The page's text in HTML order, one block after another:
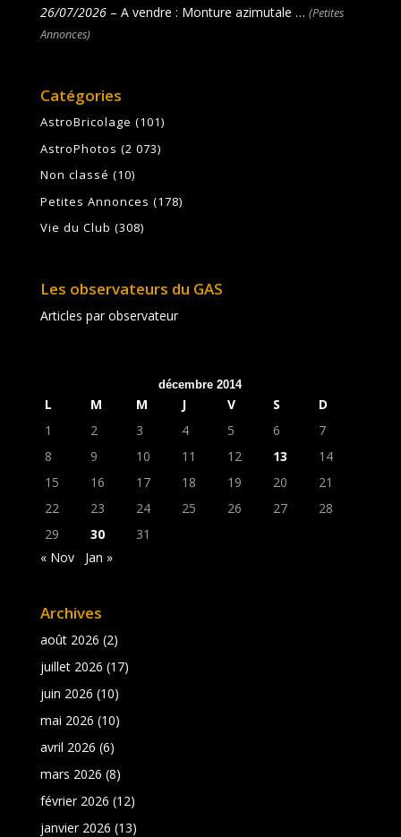
26/07/2026– A vendre : Monture azimutale … (Petites
Annonces)
Catégories
AstroBricolage (101)
AstroPhotos (2 073)
Non classé (10)
Petites Annonces (178)
Vie du Club (308)
Les observateurs du GAS
Articles par observateur
décembre 2014
L M M J V S
D
1
2 3 4 5 6
7
8
9 10 11 12 13
14
15
16 17 18 19 20
21
22
23 24 25 26 27
28
29
30
31
« Nov
Jan »
Archives
août 2026 (2)
juillet 2026 (17)
juin 2026 (10)
mai 2026 (10)
avril 2026 (6)
mars 2026 (8)
février 2026 (12)
janvier 2026 (13)